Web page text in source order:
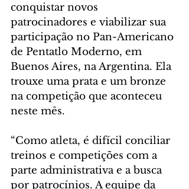
conquistar novos
patrocinadores e viabilizar sua
participação no Pan-Americano
de Pentatlo Moderno, em
Buenos Aires, na Argentina. Ela
trouxe uma prata e um bronze
na competição que aconteceu
neste mês.
“Como atleta, é difícil conciliar
treinos e competições com a
parte administrativa e a busca
por patrocínios. A equipe da